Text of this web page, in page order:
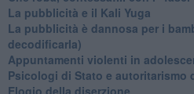
La pubblicità e il Kali Yuga
​La pubblicità è dannosa per i
decodificarla)
​Appuntamenti violenti in
​Psicologi di Stato e autoritarismo
Elogio della diserzione